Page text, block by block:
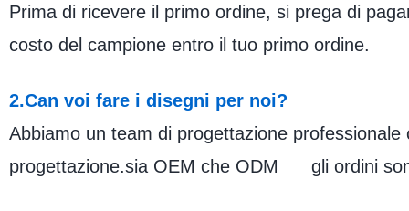
Prima di ricevere il primo ordine, si prega di
costo del campione entro il tuo primo ordine.
2.Can voi fare i disegni per noi?
Abbiamo un team di progettazione
progettazione.sia OEM che ODM gli ordini